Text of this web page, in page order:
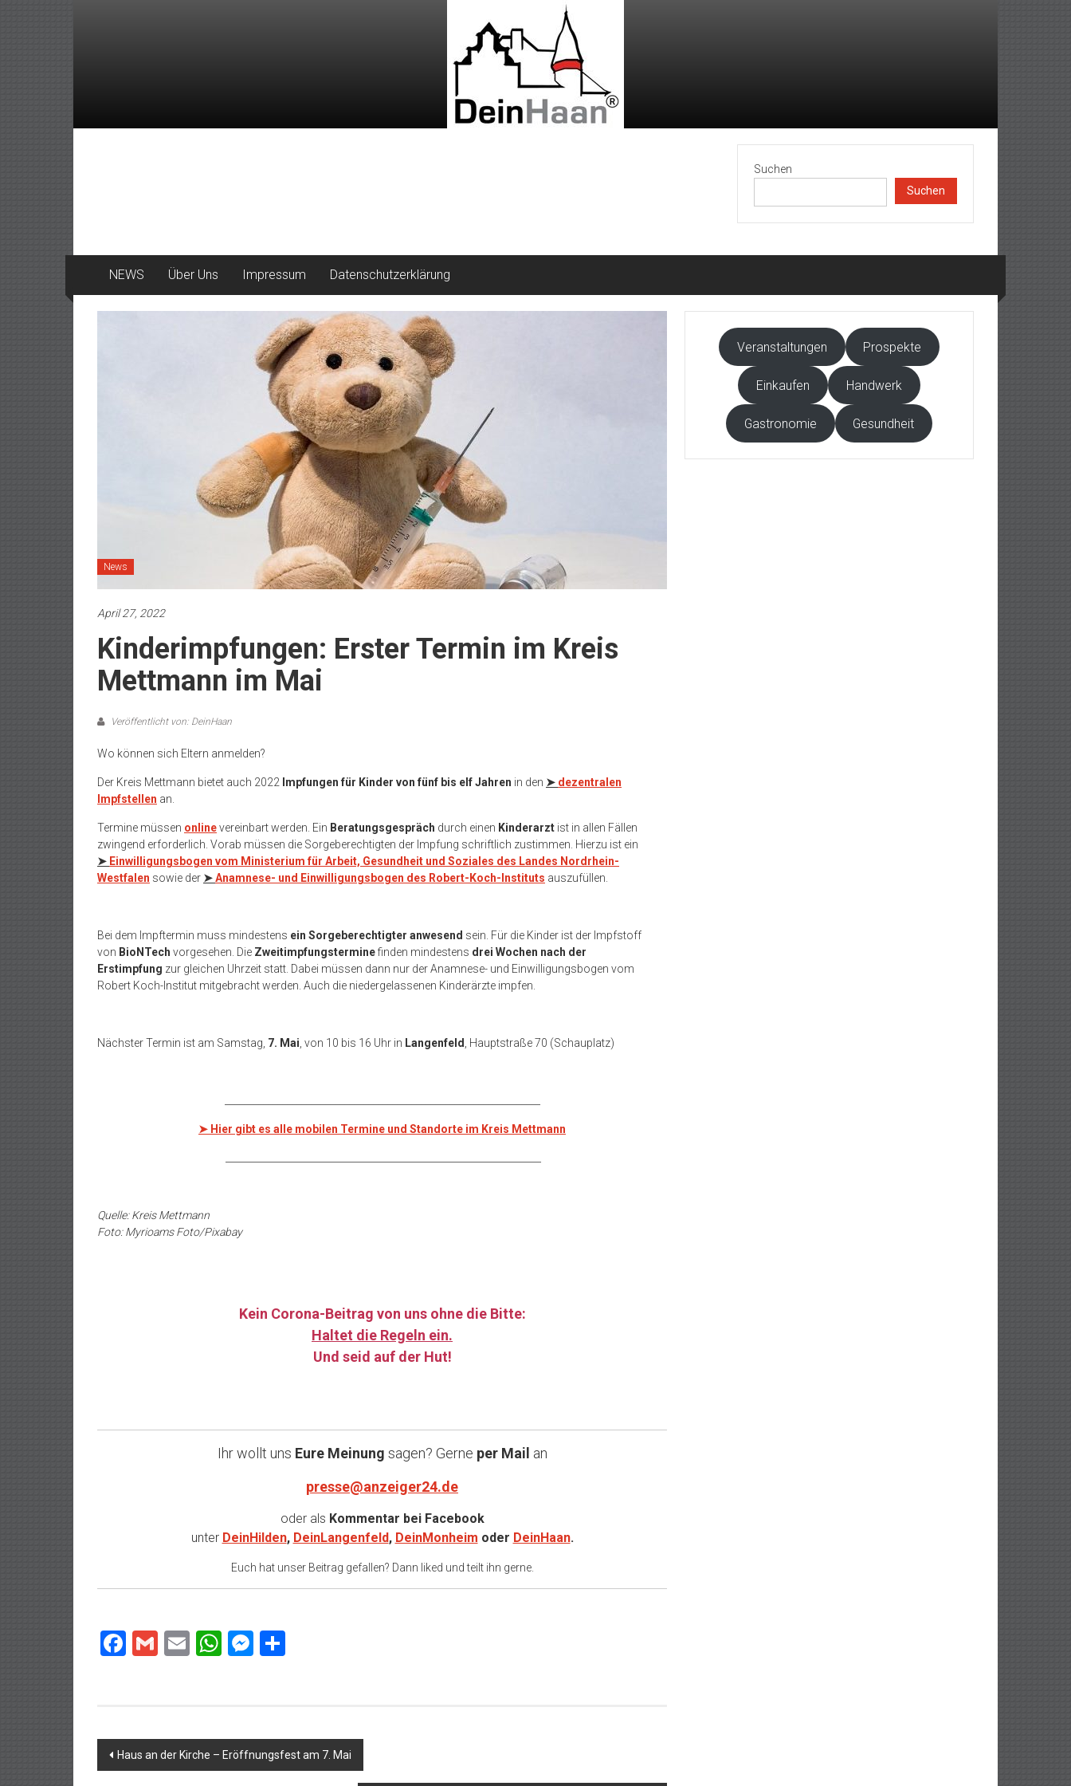
Suchen
Suchen
NEWS Über Uns Impressum Datenschutzerklärung
News
April 27, 2022
Kinderimpfungen: Erster Termin im Kreis
Mettmann im Mai
Veröffentlicht von: DeinHaan
Wo können sich Eltern anmelden?
Der Kreis Mettmann bietet auch 2022 Impfungen für Kinder von fünf bis elf Jahren in den ➤ dezentralen
Impfstellen an.
Termine müssen onlinevereinbart werden. Ein Beratungsgespräch durch einen Kinderarzt ist in allen Fällen
zwingend erforderlich. Vorab müssen die Sorgeberechtigten der Impfung schriftlich zustimmen. Hierzu ist ein
➤ Einwilligungsbogen vom Ministerium für Arbeit, Gesundheit und Soziales des Landes Nordrhein-
Westfalen sowie der ➤Anamnese- und Einwilligungsbogen des Robert-Koch-Instituts auszufüllen.
Bei dem Impftermin muss mindestens ein Sorgeberechtigter anwesend sein. Für die Kinder ist der Impfstoff
von BioNTech vorgesehen. Die Zweitimpfungsterminefinden mindestens drei Wochen nach der
Erstimpfung zur gleichen Uhrzeit statt. Dabei müssen dann nur der Anamnese- und Einwilligungsbogen vom
Robert Koch-Institut mitgebracht werden. Auch die niedergelassenen Kinderärzte impfen.
Nächster Termin ist am Samstag, 7. Mai , von 10 bis 16 Uhr in Langenfeld , Hauptstraße 70 (Schauplatz)
➤ Hier gibt es alle mobilen Termine und Standorte im Kreis Mettmann
Quelle: Kreis Mettmann
Foto: Myrioams Foto/Pixabay
Kein Corona-Beitrag von uns ohne die Bitte:
Haltet die Regeln ein.
Und seid auf der Hut!
Ihr wollt uns Eure Meinung sagen? Gerne per Mail an
presse@anzeiger24.de
oder als Kommentar bei Facebook
unter DeinHilden, DeinLangenfeld, DeinMonheim oder DeinHaan.
Euch hat unser Beitrag gefallen? Dann liked und teilt ihn gerne.
Facebook
GmailEmailWhatsApp
Messenger
Beitragsnavigation
Haus an der Kirche – Eröffnungsfest am 7. Mai
Veranstaltungen Prospekte
Einkaufen Handwerk
Gastronomie Gesundheit